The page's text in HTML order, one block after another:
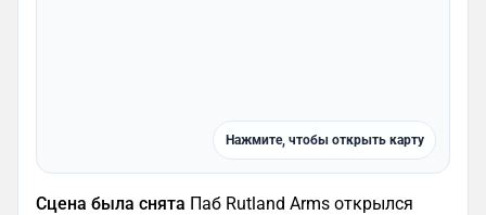
Нажмите, чтобы открыть карту
Сцена была снята Паб Rutland Arms открылся